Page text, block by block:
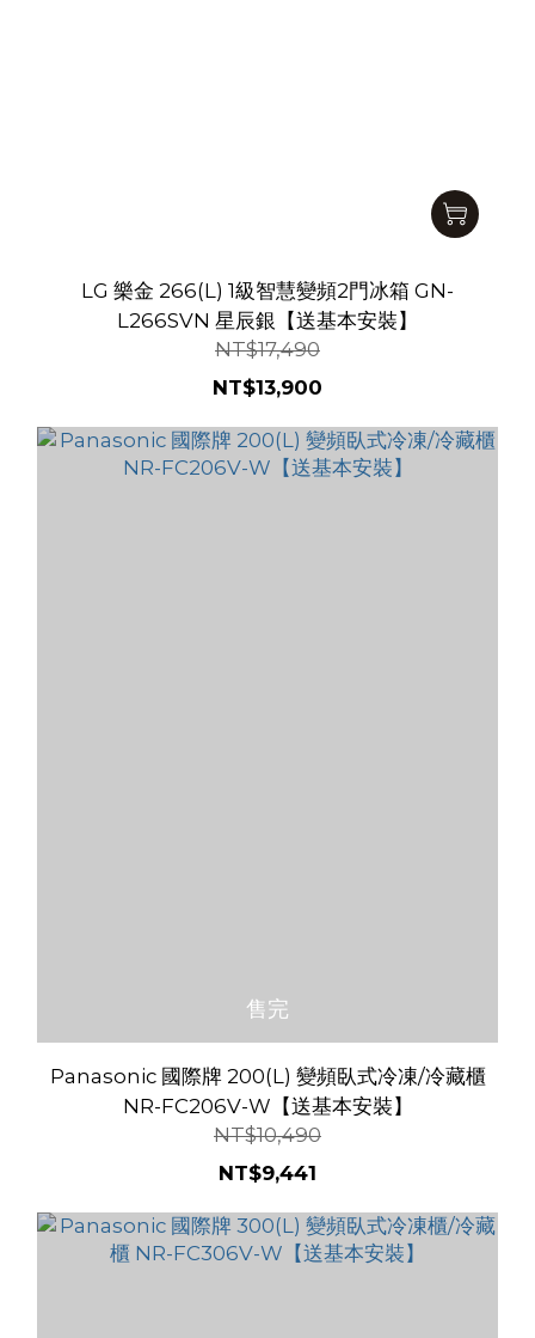
LG 樂金 266(L) 1級智慧變頻2門冰箱 GN-
L266SVN 星辰銀【送基本安裝】
NT$17,490
NT$13,900
售完
Panasonic 國際牌 200(L) 變頻臥式冷凍/冷藏櫃
NR-FC206V-W【送基本安裝】
NT$10,490
NT$9,441